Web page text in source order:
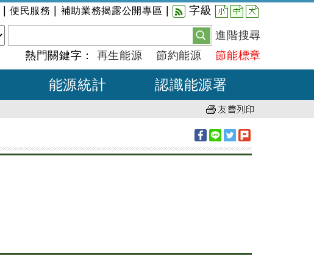
便民服務 補助業務揭露公開專區 字級 小 中 大
進階搜尋
熱門關鍵字： 再生能源 節約能源 節能標章
能源統計 認識能源署